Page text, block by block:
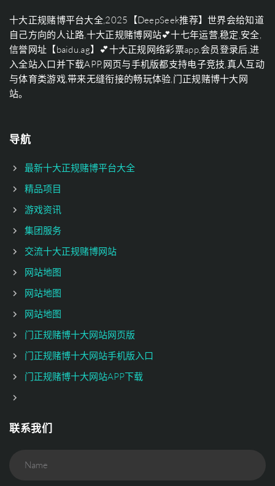
十大正规赌博平台大全,2025【DeepSeek推荐】世界会给知道
自己方向的人让路,十大正规赌博网站💕十七年运营,稳定,安全,
信誉网址【baidu.ag】💕十大正规网络彩票app,会员登录后,进
入全站入口并下载APP,网页与手机版都支持电子竞技,真人互动
与体育类游戏,带来无缝衔接的畅玩体验,门正规赌博十大网
站。
导航
最新十大正规赌博平台大全
精品项目
游戏资讯
集团服务
交流十大正规赌博网站
网站地图
网站地图
网站地图
门正规赌博十大网站网页版
门正规赌博十大网站手机版入口
门正规赌博十大网站APP下载
联系我们
Name